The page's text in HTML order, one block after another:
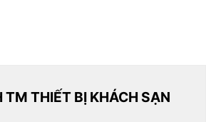
TM THIẾT BỊ KHÁCH SẠN